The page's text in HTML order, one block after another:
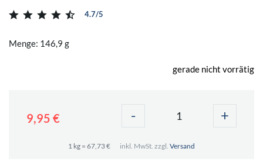
4.7/5
Menge: 146,9 g
gerade nicht vorrätig
9,95 € - +
1 kg = 67,73 € inkl. MwSt. zzgl. Versand